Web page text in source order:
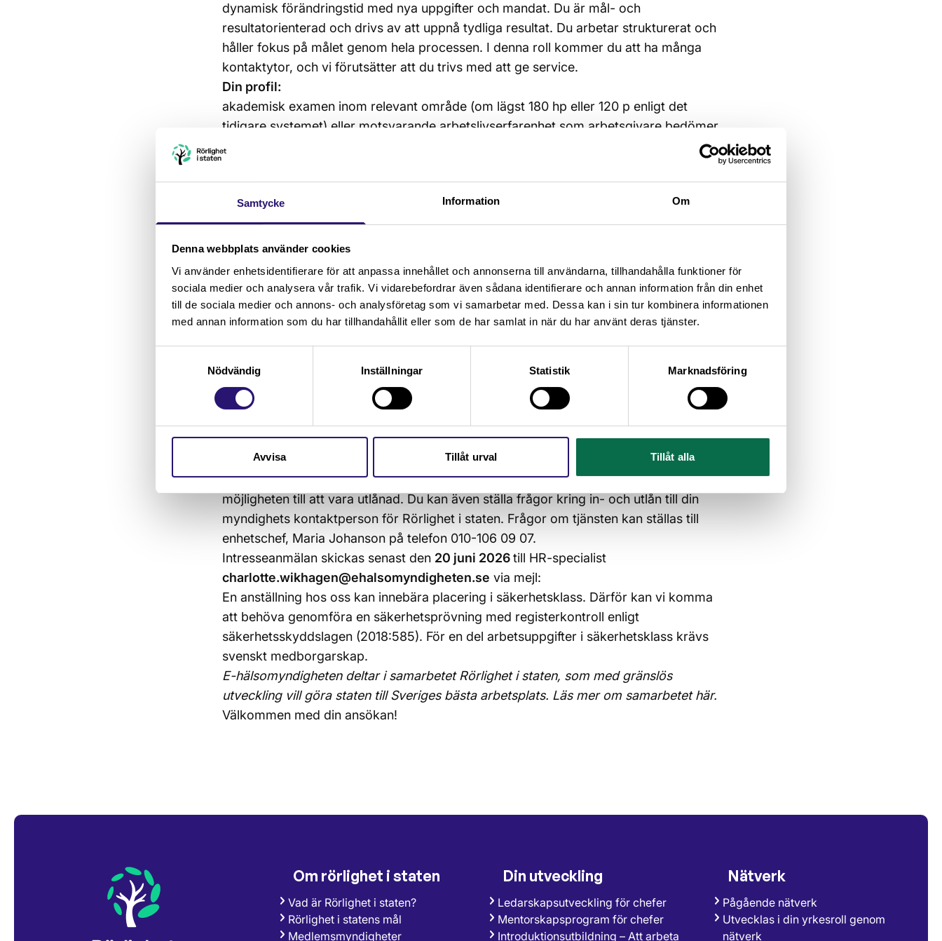
Samtycke Information Om
Denna webbplats använder cookies
Vi använder enhetsidentifierare för att anpassa innehållet och annonserna till användarna, tillhandahålla funktioner för
sociala medier och analysera vår trafik. Vi vidarebefordrar även sådana identifierare och annan information från din enhet
till de sociala medier och annons- och analysföretag som vi samarbetar med. Dessa kan i sin tur kombinera informationen
med annan information som du har tillhandahållit eller som de har samlat in när du har använt deras tjänster.
Nödvändig
Inställningar Statistik Marknadsföring
Avvisa Tillåt urval Tillåt alla
dynamisk förändringstid med nya uppgifter och mandat. Du är mål- och
resultatorienterad och drivs av att uppnå tydliga resultat. Du arbetar strukturerat och
håller fokus på målet genom hela processen. I denna roll kommer du att ha många
kontaktytor, och vi förutsätter att du trivs med att ge service.
Din profil:
akademisk examen inom relevant område (om lägst 180 hp eller 120 p enligt det
tidigare systemet) eller motsvarande arbetslivserfarenhet som arbetsgivare bedömer
som likvärdig
verksamhetsuppföljning och riskarbete.
aktuell arbetslivserfarenhet av att skriva och bereda olika typer av
uppföljningsrapporter så som kvartalsrapporter och månadsrapporter eller andra
skriftliga dokument
mycket god förmåga att uttrycka dig på svenska i såväl tal som skrift.
Det är meriterande om du har:
arbetslivserfarenhet av att leda arbetet med att ta fram verksamhetsdelarna i
årsredovisningen för en statlig myndighet
Hur du ansöker om möjligheten att bli utlånad
Uppdraget är ett inlån om cirka 6 månader från tillträde på 100 % (heltid). Tillträde 1
Stockholm eller Kalmar. Arbetet kan innebära tjänsteresor, främst mellan Kalmar och
Stockholm.
Om du är intresserad kontakta i första hand din närmsta chef för att diskutera
möjligheten till att vara utlånad. Du kan även ställa frågor kring in- och utlån till din
myndighets kontaktperson för Rörlighet i staten. Frågor om tjänsten kan ställas till
enhetschef, Maria Johanson på telefon 010-106 09 07.
Intresseanmälan skickas senast den 20 juni 2026till HR-specialist
charlotte.wikhagen@ehalsomyndigheten.se via mejl:
En anställning hos oss kan innebära placering i säkerhetsklass. Därför kan vi komma
att behöva genomföra en säkerhetsprövning med registerkontroll enligt
säkerhetsskyddslagen (2018:585). För en del arbetsuppgifter i säkerhetsklass krävs
svenskt medborgarskap.
E-hälsomyndigheten deltar i samarbetet Rörlighet i staten, som med gränslös
utveckling vill göra staten till Sveriges bästa arbetsplats. Läs mer om samarbetethär.
Välkommen med din ansökan!
Om rörlighet i staten
Vad är Rörlighet i staten?
Rörlighet i statens mål
Medlemsmyndigheter
Din utveckling
Ledarskapsutveckling för chefer
Mentorskapsprogram för chefer
Introduktionsutbildning – Att arbeta
Nätverk
Pågående nätverk
Utvecklas i din yrkesroll genom
nätverk